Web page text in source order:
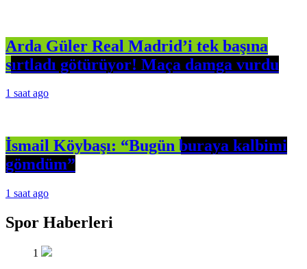
Arda Güler Real Madrid’i tek başına
sırtladı götürüyor! Maça damga vurdu
1 saat ago
İsmail Köybaşı: “Bugün buraya kalbimi
gömdüm”
1 saat ago
Spor Haberleri
1